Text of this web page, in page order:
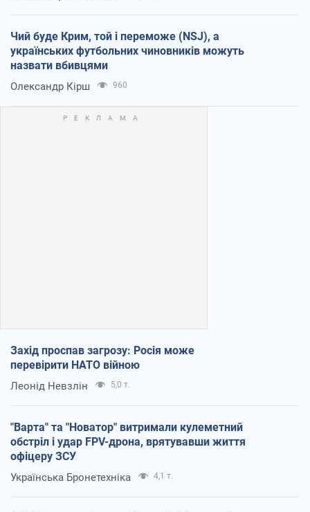
Чий буде Крим, той і переможе (NSJ), а
українських футбольних чиновників можуть
назвати вбивцями
Олександр Кірш 960
Захід проспав загрозу: Росія може
перевірити НАТО війною
Леонід Невзлін 5,0 т.
"Варта" та "Новатор" витримали кулеметний
обстріл і удар FPV-дрона, врятувавши життя
офіцеру ЗСУ
Українська Бронетехніка 4,1 т.